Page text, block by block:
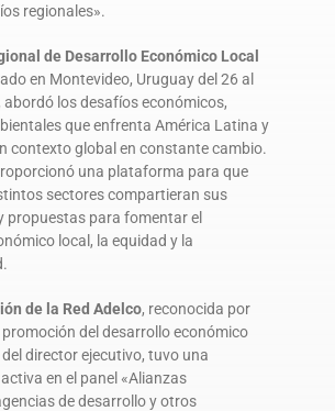
regionales».
de Desarrollo Económico Local
en Montevideo, Uruguay del 26 al
abordó los desafíos económicos,
que enfrenta América Latina y
contexto global en constante cambio.
una plataforma para que
sectores compartieran sus
propuestas para fomentar el
local, la equidad y la
de la Red Adelco, reconocida por
promoción del desarrollo económico
director ejecutivo, tuvo una
en el panel «Alianzas
de desarrollo y otros